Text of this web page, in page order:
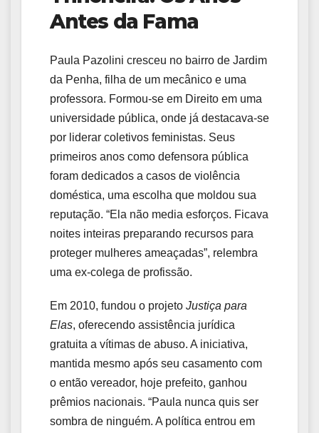
Antes da Fama
Paula Pazolini cresceu no bairro de Jardim
da Penha, filha de um mecânico e uma
professora. Formou-se em Direito em uma
universidade pública, onde já destacava-se
por liderar coletivos feministas. Seus
primeiros anos como defensora pública
foram dedicados a casos de violência
doméstica, uma escolha que moldou sua
reputação. “Ela não media esforços. Ficava
noites inteiras preparando recursos para
proteger mulheres ameaçadas”, relembra
uma ex-colega de profissão.
Em 2010, fundou o projeto Justiça para
Elas, oferecendo assistência jurídica
gratuita a vítimas de abuso. A iniciativa,
mantida mesmo após seu casamento com
o então vereador, hoje prefeito, ganhou
prêmios nacionais. “Paula nunca quis ser
sombra de ninguém. A política entrou em